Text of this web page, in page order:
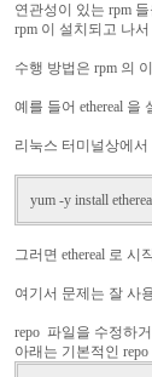
연관성이 있는 rpm
rpm 이 설치되고 나
수행 방법은 rpm 의
예를 들어 ethereal 을
리눅스 터미널상에
yum -y install
그러면 ethereal 로
여기서 문제는 잘 사
repo 파일을 수정하
아래는 기본적인